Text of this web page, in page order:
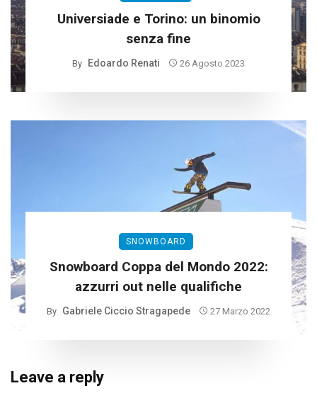
Universiade e Torino: un binomio
senza fine
By Edoardo Renati 26 Agosto 2023
SNOWBOARD
Snowboard Coppa del Mondo 2022:
azzurri out nelle qualifiche
By Gabriele Ciccio Stragapede 27 Marzo 2022
Leave a reply